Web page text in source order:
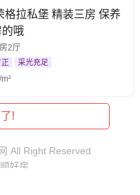
格拉私堡 精装三房 保养
哦
2厅
采光充足
!
All Right Reserved
好房